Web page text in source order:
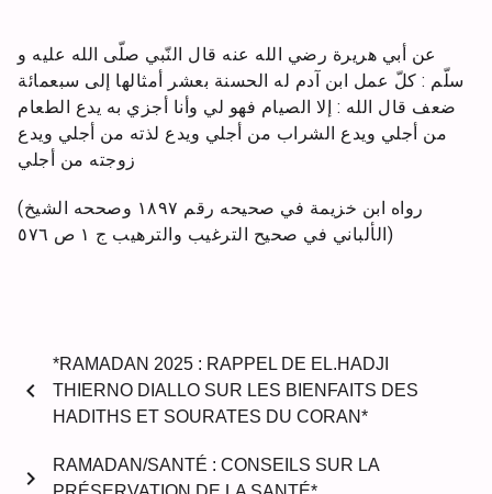
عن أبي هريرة رضي الله عنه قال النّبي صلّى الله عليه و
سلّم : كلّ عمل ابن آدم له الحسنة بعشر أمثالها إلى سبعمائة
ضعف قال الله : إلا الصيام فهو لي وأنا أجزي به يدع الطعام
من أجلي ويدع الشراب من أجلي ويدع لذته من أجلي ويدع
زوجته من أجلي
(رواه ابن خزيمة في صحيحه رقم ١٨٩٧ وصححه الشيخ
الألباني في صحيح الترغيب والترهيب ج ١ ص ٥٧٦)
chevron_left
*RAMADAN 2025 : RAPPEL DE EL.HADJI
THIERNO DIALLO SUR LES BIENFAITS DES
HADITHS ET SOURATES DU CORAN*
RAMADAN/SANTÉ : CONSEILS SUR LA
chevron_right